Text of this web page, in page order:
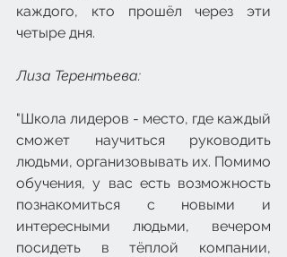
каждого, кто прошёл через эти
четыре дня.
Лиза Терентьева:
"Школа лидеров - место, где каждый
сможет научиться руководить
людьми, организовывать их. Помимо
обучения, у вас есть возможность
познакомиться с новыми и
интересными людьми, вечером
посидеть в тёплой компании,